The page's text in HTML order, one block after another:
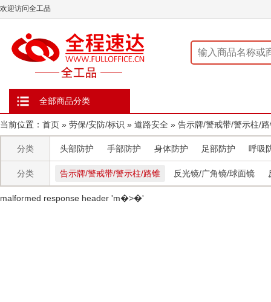
欢迎访问全工品
全部商品分类
当前位置： 首页 » 劳保/安防/标识 » 道路安全 » 告示牌/警戒带/警示柱/
分类 头部防护 手部防护 身体防护 足部防护 呼吸
分类 告示牌/警戒带/警示柱/路锥 反光镜/广角镜/球面镜
malformed response header ' m�>�'